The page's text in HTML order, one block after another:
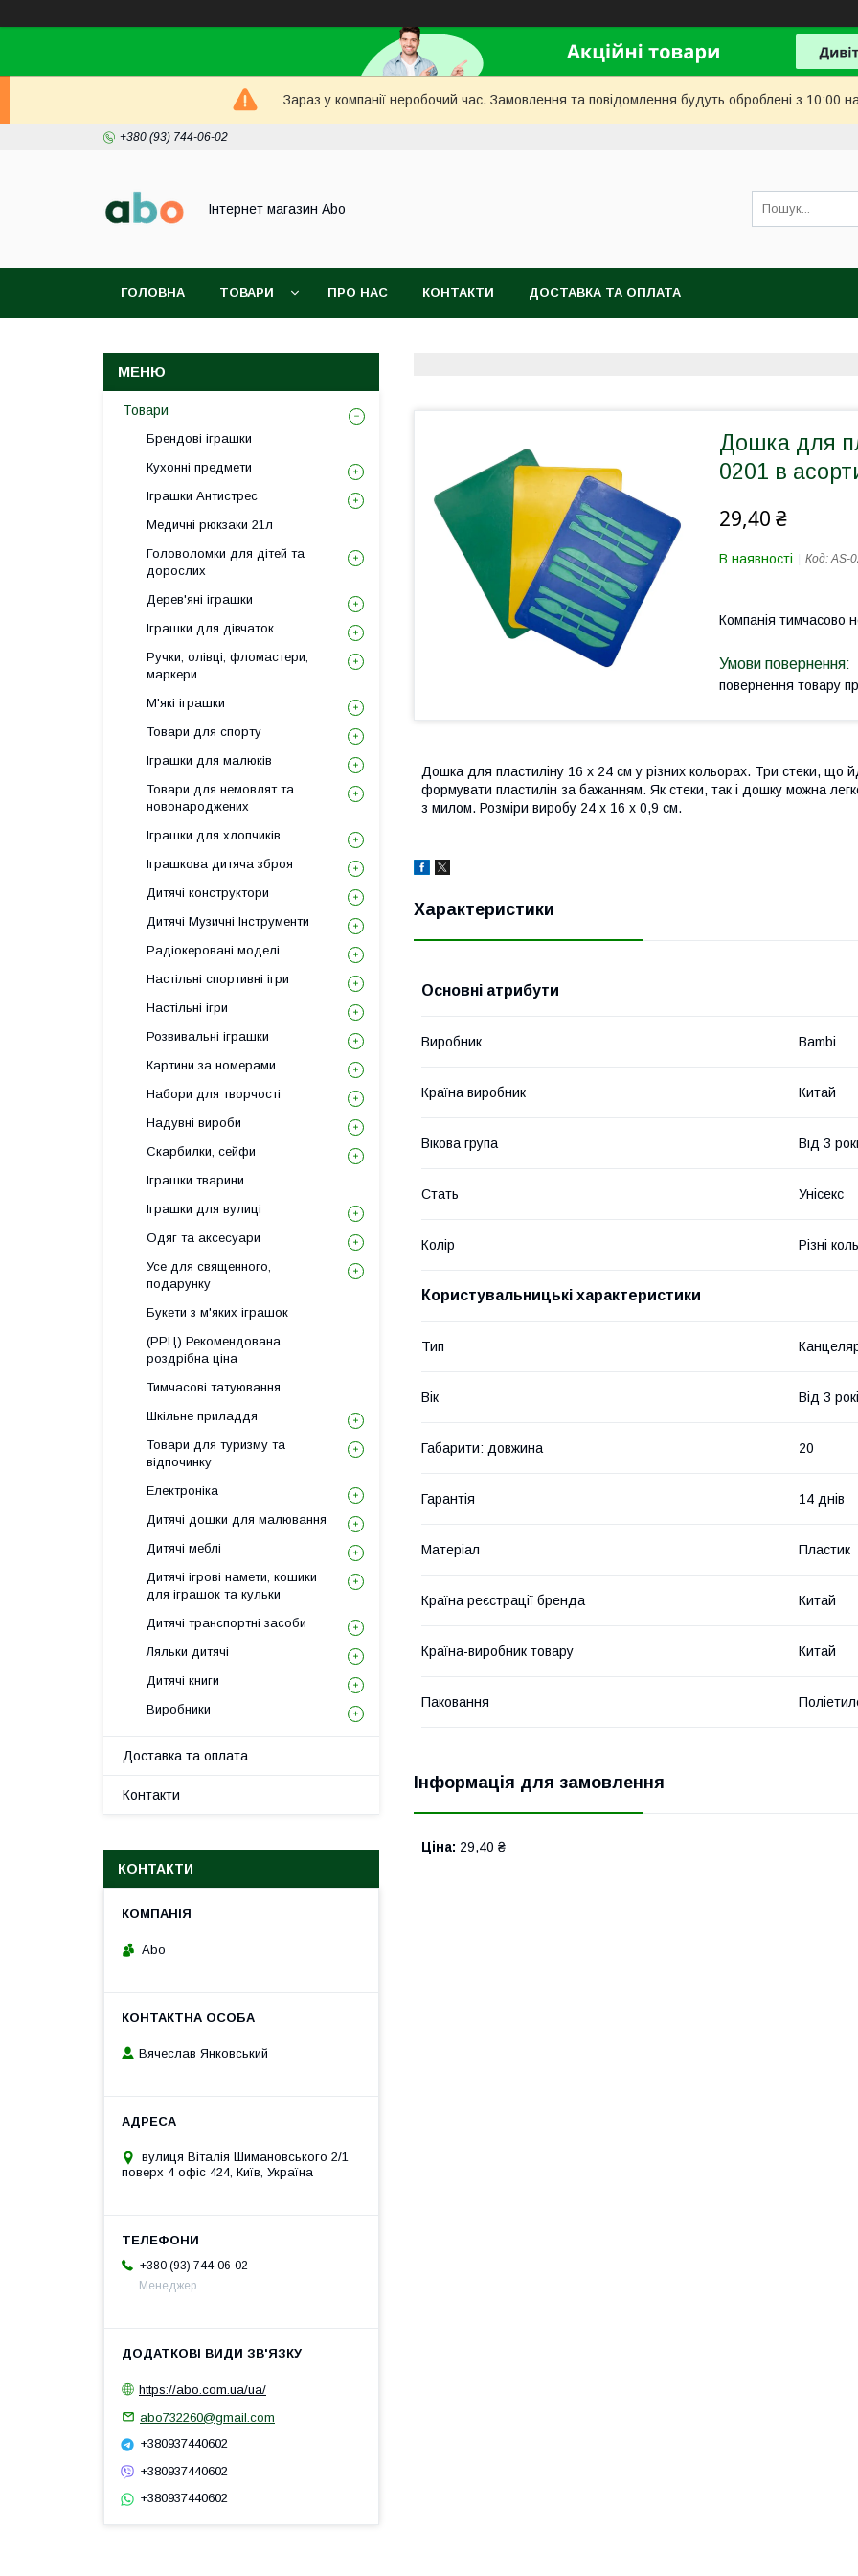
Зараз у компанії неробочий час. Замовлення та повідомлення будуть оброблені з 10:00
+380 (93) 744-06-02
Інтернет магазин Abo
ГОЛОВНА ТОВАРИ ПРО НАС КОНТАКТИ ДОСТАВКА ТА ОПЛАТА
Дошка для
0201 в
29,40 ₴
В наявності Код:AS-
Компанія тимчасово
повернення товару
Дошка для пластиліну 16 х 24 см у різних кольорах. Три стеки, що
формувати пластилін за бажанням. Як стеки, так і дошку можна
з милом. Розміри виробу 24 х 16 х 0,9 см.
Характеристики
Основні атрибути
Виробник Bambi
Країна виробник Китай
Вікова група Від 3
Стать Унісекс
Колір Різні
Користувальницькі характеристики
Тип
Вік Від 3
Габарити: довжина 20
Гарантія 14 днів
Матеріал Пластик
Країна реєстрації бренда Китай
Країна-виробник товару Китай
Паковання
Інформація для замовлення
Ціна: 29,40 ₴
Товари
Брендові іграшки
Кухонні предмети
Іграшки Антистрес
Медичні рюкзаки 21л
Головоломки для дітей та
дорослих
Дерев'яні іграшки
Іграшки для дівчаток
Ручки, олівці, фломастери,
маркери
М'які іграшки
Товари для спорту
Іграшки для малюків
Товари для немовлят та
новонароджених
Іграшки для хлопчиків
Іграшкова дитяча зброя
Дитячі конструктори
Дитячі Музичні Інструменти
Радіокеровані моделі
Настільні спортивні ігри
Настільні ігри
Розвивальні іграшки
Картини за номерами
Набори для творчості
Надувні вироби
Скарбилки, сейфи
Іграшки тварини
Іграшки для вулиці
Одяг та аксесуари
Усе для священного,
подарунку
Букети з м'яких іграшок
(РРЦ) Рекомендована
роздрібна ціна
Тимчасові татуювання
Шкільне приладдя
Товари для туризму та
відпочинку
Електроніка
Дитячі дошки для малювання
Дитячі меблі
Дитячі ігрові намети, кошики
для іграшок та кульки
Дитячі транспортні засоби
Ляльки дитячі
Дитячі книги
Виробники
Доставка та оплата
Контакти
КОНТАКТИ
Abo
Вячеслав Янковський
вулиця Віталія Шимановського 2/1
поверх 4 офіс 424, Київ, Україна
+380 (93) 744-06-02
Менеджер
https://abo.com.ua/ua/
abo732260@gmail.com
+380937440602
+380937440602
+380937440602